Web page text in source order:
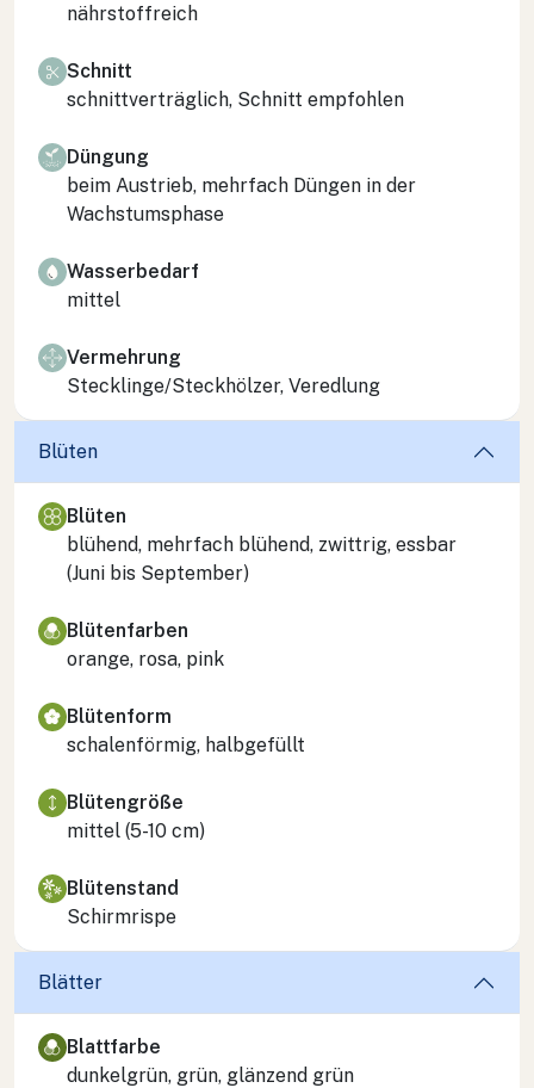
nährstoffreich
Schnitt
schnittverträglich, Schnitt empfohlen
Düngung
beim Austrieb, mehrfach Düngen in der
Wachstumsphase
Wasserbedarf
mittel
Vermehrung
Stecklinge/Steckhölzer, Veredlung
Blüten
Blüten
blühend, mehrfach blühend, zwittrig, essbar
(Juni bis September)
Blütenfarben
orange, rosa, pink
Blütenform
schalenförmig, halbgefüllt
Blütengröße
mittel (5-10 cm)
Blütenstand
Schirmrispe
Blätter
Blattfarbe
dunkelgrün, grün, glänzend grün